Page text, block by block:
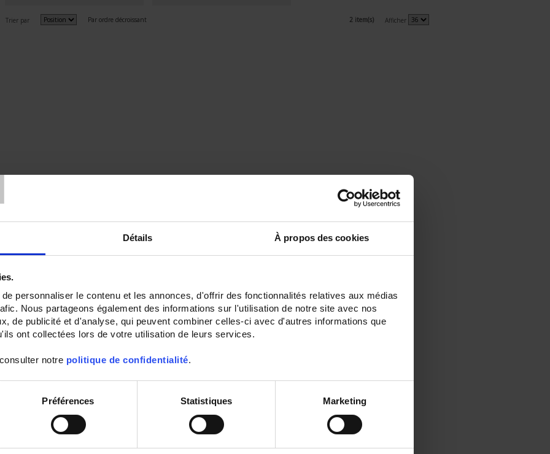
Détails À propos des cookies
personnaliser le contenu et les annonces, d'offrir des fonctionnalités relatives aux médias
Nous partageons également des informations sur l'utilisation de notre site avec nos
de publicité et d'analyse, qui peuvent combiner celles-ci avec d'autres informations que
ont collectées lors de votre utilisation de leurs services.
notre politique de confidentialité.
Préférences Statistiques Marketing
Trier par Par ordre décroissant 2 item(s) Afficher